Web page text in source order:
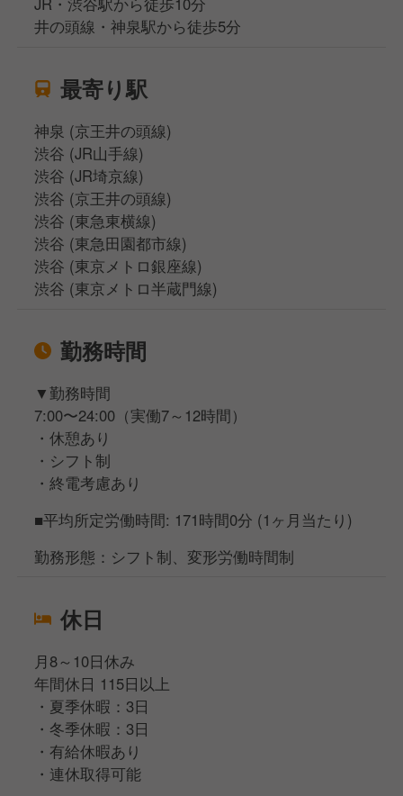
井の頭線・神泉駅から徒歩5分
最寄り駅
神泉 (京王井の頭線)
渋谷 (JR山手線)
渋谷 (JR埼京線)
渋谷 (京王井の頭線)
渋谷 (東急東横線)
渋谷 (東急田園都市線)
渋谷 (東京メトロ銀座線)
渋谷 (東京メトロ半蔵門線)
勤務時間
▼勤務時間
7:00〜24:00（実働7～12時間）
・休憩あり
・シフト制
・終電考慮あり
■平均所定労働時間: 171時間0分 (1ヶ月当たり)
勤務形態：シフト制、変形労働時間制
休日
月8～10日休み
年間休日 115日以上
・夏季休暇：3日
・冬季休暇：3日
・有給休暇あり
・連休取得可能